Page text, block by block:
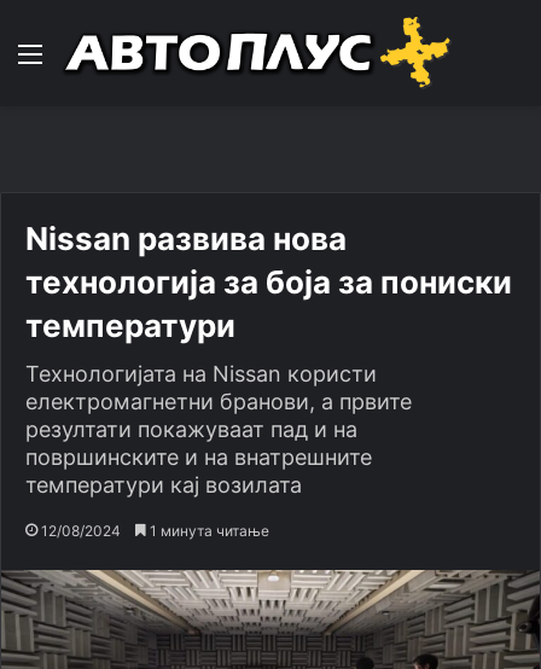
Навигација
Nissan развива нова
технологија за боја за пониски
температури
Технологијата на Nissan користи
електромагнетни бранови, а првите
резултати покажуваат пад и на
површинските и на внатрешните
температури кај возилата
12/08/2024 1 минута читање